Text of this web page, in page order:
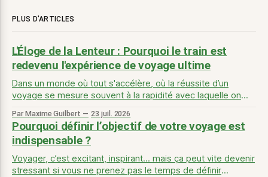
PLUS D'ARTICLES
L'Éloge de la Lenteur : Pourquoi le train est
redevenu l'expérience de voyage ultime
Dans un monde où tout s'accélère, où la réussite d’un
voyage se mesure souvent à la rapidité avec laquelle on
les rails. Le voyage en train, longtemps perçu comme une
alternative laborieuse à l'avion, regagne
Par Maxime Guilbert 23 juil. 2026
Pourquoi définir l’objectif de votre voyage est
indispensable ?
Voyager, c’est excitant, inspirant… mais ça peut vite devenir
stressant si vous ne prenez pas le temps de définir